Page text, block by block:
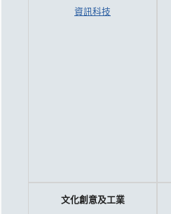
資訊科技
文化創意及工業